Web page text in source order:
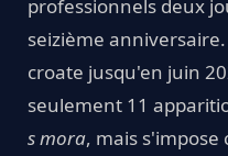
professionnels deux
seizième
croate jusqu'en juin
seulement 11
s mora, mais